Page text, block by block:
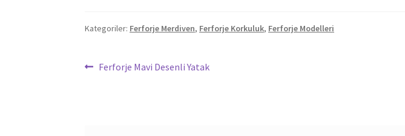
Kategoriler: Ferforje Merdiven, Ferforje Korkuluk, Ferforje Modelleri
YazıÖnceki
Ferforje Mavi Desenli Yatak